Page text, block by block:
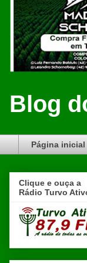
Blog
Página inicial
Clique e ouça a
Rádio Turvo